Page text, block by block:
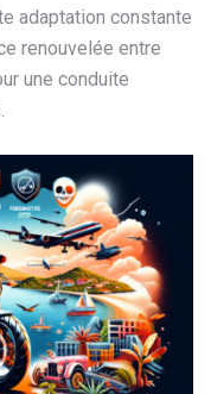
adaptation constante
renouvelée entre
une conduite